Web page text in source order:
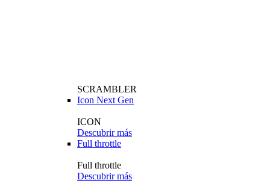
SCRAMBLER
Icon Next Gen
ICON
Descubrir más
Full throttle
Full throttle
Descubrir más